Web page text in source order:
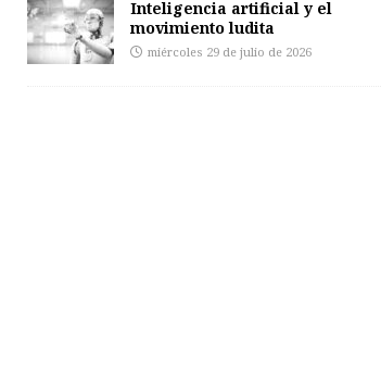
Inteligencia artificial y el
movimiento ludita
miércoles 29 de julio de 2026